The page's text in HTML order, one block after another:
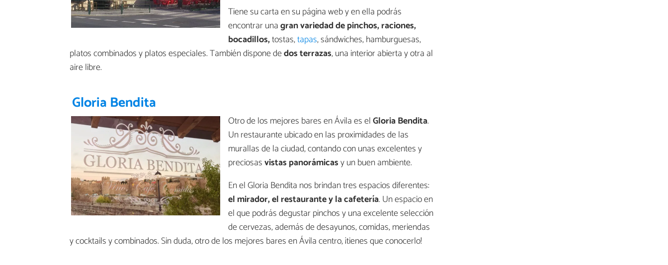
Tiene su carta en su página web y en ella podrás
encontrar unagran variedad de pinchos, raciones,
bocadillos,tostas,tapas, sándwiches, hamburguesas,
platos combinados y platos especiales. También dispone dedos terrazas, una interior abierta y otra al
aire libre.
Gloria Bendita
Otro de los mejores bares en Ávila es elGloria Bendita.
Un restaurante ubicado en las proximidades de las
murallas de la ciudad, contando con unas excelentes y
preciosasvistas panorámicasy un buen ambiente.
En el Gloria Bendita nos brindan tres espacios diferentes:
el mirador, el restaurante y la cafetería. Un espacio en
el que podrás degustar pinchos y una excelente selección
de cervezas, además de desayunos, comidas, meriendas
y cocktails y combinados. Sin duda, otro de los mejores bares en Ávila centro, ¡tienes que conocerlo!